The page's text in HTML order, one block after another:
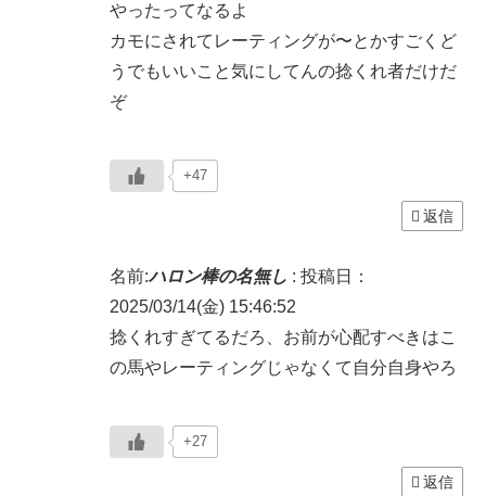
やったってなるよ
カモにされてレーティングが〜とかすごくど
うでもいいこと気にしてんの捻くれ者だけだ
ぞ
+47
返信
名前:ハロン棒の名無し : 投稿日：
2025/03/14(金) 15:46:52
捻くれすぎてるだろ、お前が心配すべきはこ
の馬やレーティングじゃなくて自分自身やろ
+27
返信